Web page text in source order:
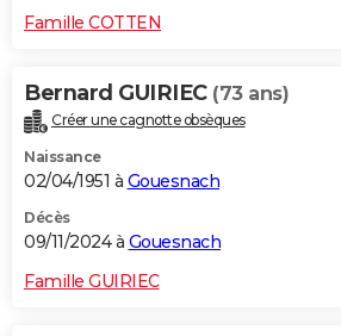
Famille COTTEN
Bernard GUIRIEC (73 ans)
Créer une cagnotte obsèques
Naissance
02/04/1951 à Gouesnach
Décès
09/11/2024 à Gouesnach
Famille GUIRIEC